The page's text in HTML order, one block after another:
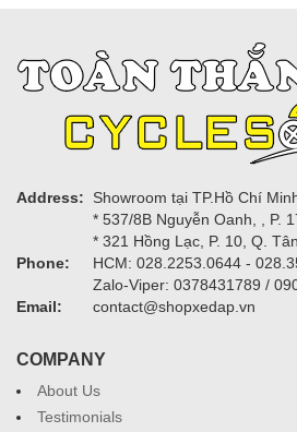
Address:
Showroom tại TP.Hồ Chí
* 537/8B Nguyễn Oanh, , P.
* 321 Hồng Lạc, P. 10, Q.
Phone:
HCM: 028.2253.0644 -
Zalo-Viper: 0378431789 /
Email:
contact@shopxedap.vn
COMPANY
About Us
Testimonials